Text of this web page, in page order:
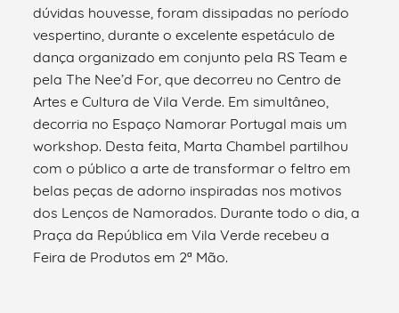
dúvidas houvesse, foram dissipadas no período
vespertino, durante o excelente espetáculo de
dança organizado em conjunto pela RS Team e
pela The Nee’d For, que decorreu no Centro de
Artes e Cultura de Vila Verde. Em simultâneo,
decorria no Espaço Namorar Portugal mais um
workshop. Desta feita, Marta Chambel partilhou
com o público a arte de transformar o feltro em
belas peças de adorno inspiradas nos motivos
dos Lenços de Namorados. Durante todo o dia, a
Praça da República em Vila Verde recebeu a
Feira de Produtos em 2ª Mão.